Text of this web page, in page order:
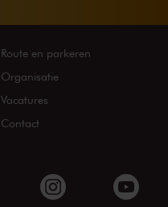
Route en parkeren
Organisatie
Vacatures
Contact